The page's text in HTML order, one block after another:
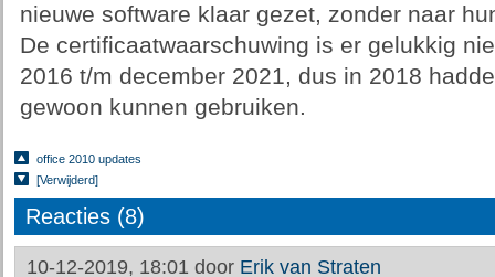
nieuwe software klaar gezet, zonder naar
De certificaatwaarschuwing is er gelukkig
2016 t/m december 2021, dus in 2018
gewoon kunnen gebruiken.
office 2010 updates
[Verwijderd]
Reacties (8)
10-12-2019, 18:01 door Erik van Straten